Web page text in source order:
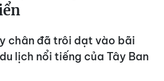
chân đã trôi dạt vào bãi
lịch nổi tiếng của Tây Ban